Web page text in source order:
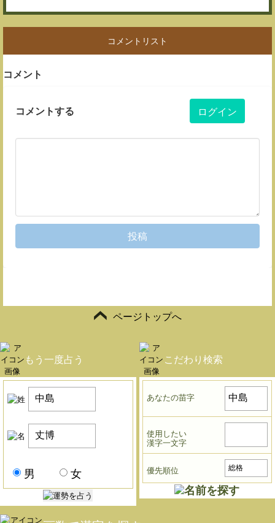
コメントリスト
コメント
コメントする ログイン
投稿
ページトップへ
もう一度占う
男 女
こだわり検索
あなたの苗字
使用したい
漢字一文字
優先順位